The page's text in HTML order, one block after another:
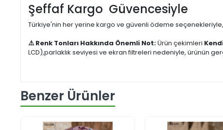
Şeffaf Kargo Güvencesiyle
Türkiye'nin her yerine kargo ve güvenli ödeme
⚠️ Renk Tonları Hakkında Önemli Not:Ürün çekimleri
LCD),parlaklık seviyesi ve ekran filtreleri nedeniyle, ürünün
Benzer Ürünler